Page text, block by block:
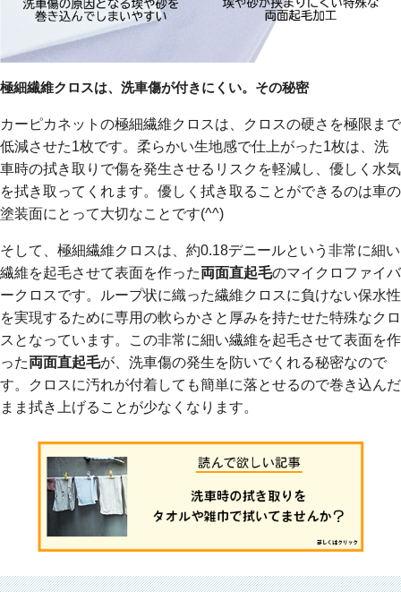
極細繊維クロスは、洗車傷が付きにくい。その秘密
カーピカネットの極細繊維クロスは、クロスの硬さを極限まで
低減させた1枚です。柔らかい生地感で仕上がった1枚は、洗
車時の拭き取りで傷を発生させるリスクを軽減し、優しく水気
を拭き取ってくれます。優しく拭き取ることができるのは車の
塗装面にとって大切なことです(^^)
そして、極細繊維クロスは、約0.18デニールという非常に細い
繊維を起毛させて表面を作った両面直起毛のマイクロファイバ
ークロスです。ループ状に織った繊維クロスに負けない保水性
を実現するために専用の軟らかさと厚みを持たせた特殊なクロ
スとなっています。この非常に細い繊維を起毛させて表面を作
った両面直起毛が、洗車傷の発生を防いでくれる秘密なので
す。クロスに汚れが付着しても簡単に落とせるので巻き込んだ
まま拭き上げることが少なくなります。